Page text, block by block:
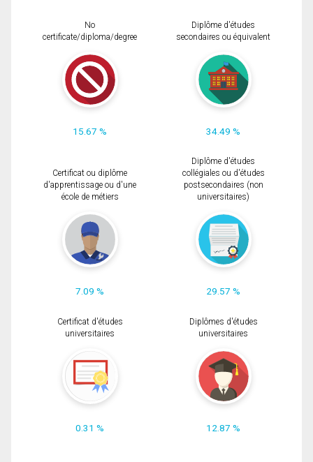
No
certificate/diploma/degree
15.67 %
Diplôme d'études
secondaires ou équivalent
34.49 %
Certificat ou diplôme
d'apprentissage ou d'une
école de métiers
7.09 %
Diplôme d'études
collégiales ou d'études
postsecondaires (non
universitaires)
29.57 %
Certificat d'études
universitaires
0.31 %
Diplômes d'études
universitaires
12.87 %